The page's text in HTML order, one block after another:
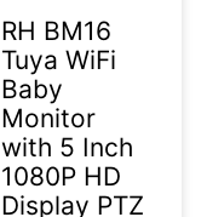
RH BM16
Tuya WiFi
Baby
Monitor
with 5 Inch
1080P HD
Display PTZ